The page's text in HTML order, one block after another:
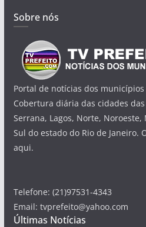
Sobre nós
Portal de notícias dos
Cobertura diária das cidades
Serrana, Lagos, Norte,
Sul do estado do Rio de Janeiro.
aqui.
Telefone: (21)97531-4343
Email: tvprefeito@yahoo.com
Últimas Notícias